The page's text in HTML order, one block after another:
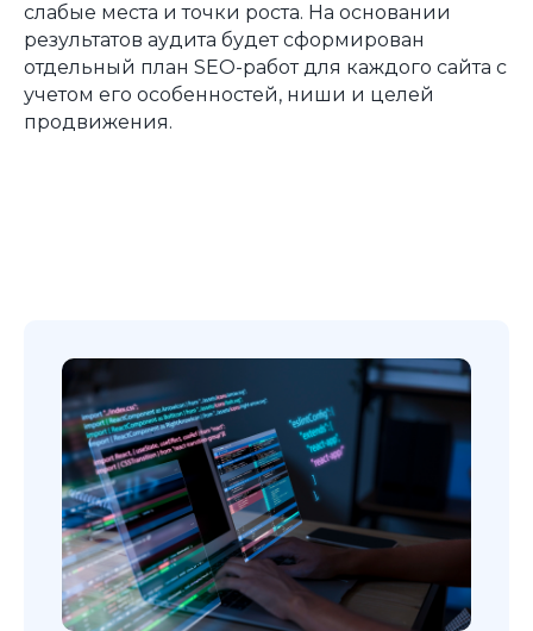
слабые места и точки роста. На основании
результатов аудита будет сформирован
отдельный план SEO-работ для каждого сайта с
учетом его особенностей, ниши и целей
продвижения.